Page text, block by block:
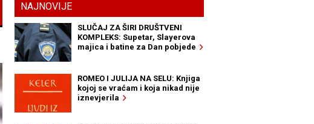
NAJNOVIJE
SLUČAJ ZA ŠIRI DRUŠTVENI
KOMPLEKS: Supetar, Slayerova
majica i batine za Dan pobjede
ROMEO I JULIJA NA SELU: Knjiga
kojoj se vraćam i koja nikad nije
iznevjerila